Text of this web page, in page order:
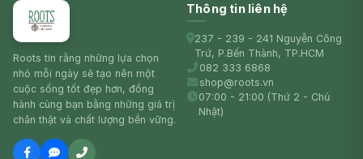
Roots tin rằng những lựa chọn
nhỏ mỗi ngày sẽ tạo nên một
cuộc sống tốt đẹp hơn, đồng
hành cùng bạn bằng những giá trị
chân thật và chất lượng bền vững.
Thông tin liên hệ
237 - 239 - 241 Nguyễn Công
Trứ, P.Bến Thành, TP.HCM
082 333 6868
shop@roots.vn
07:00 - 21:00 (Thứ 2 - Chủ
Nhật)